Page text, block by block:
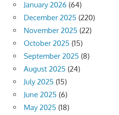
January 2026 (64)
December 2025 (220)
November 2025 (22)
October 2025 (15)
September 2025 (8)
August 2025 (24)
July 2025 (15)
June 2025 (6)
May 2025 (18)